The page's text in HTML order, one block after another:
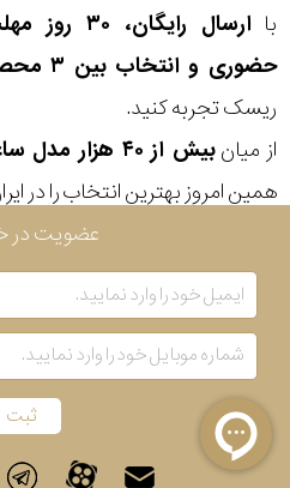
با
ارسال
حضوری و انتخاب بین ۳ محصول
ریسک تجربه کنید.
از میانبیش از ۴۰ هزار مدل ساعت و اکسسوری اورجینال
همین امروز بهترین انتخاب را در
عضویت در